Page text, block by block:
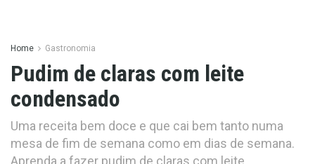
Home Gastronomia
Pudim de claras com leite
condensado
Uma receita bem doce e que cai bem tanto numa
mesa de fim de semana como em dias de semana.
Aprenda a fazer pudim de claras com leite